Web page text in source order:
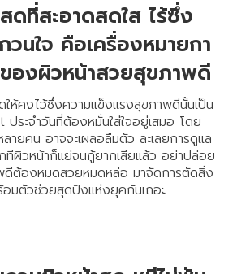
สดที่สะอาดสดใส ไร้ซึ่ง
นใจ คือเครื่องหมายกา
องผิวหน้าสวยสุขภาพดี
ห้คงไว้ซึ่งความแข็งแรงสุขภาพดีนั้นเป็น
ระจำวันที่ต้องหมั่นใส่ใจอยู่เสมอ โดย
ลายคน อาจจะเผลอลืมตัว ละเลยการดูแล
ทีผิวหน้าก็แย่จนกู้ยากเสียแล้ว อย่าปล่อย
ดีต้องหมดสวยหมดหล่อ มาจัดการตัดสิ่ง
มตัวช่วยสุดปังแห่งยุคกันเถอะ